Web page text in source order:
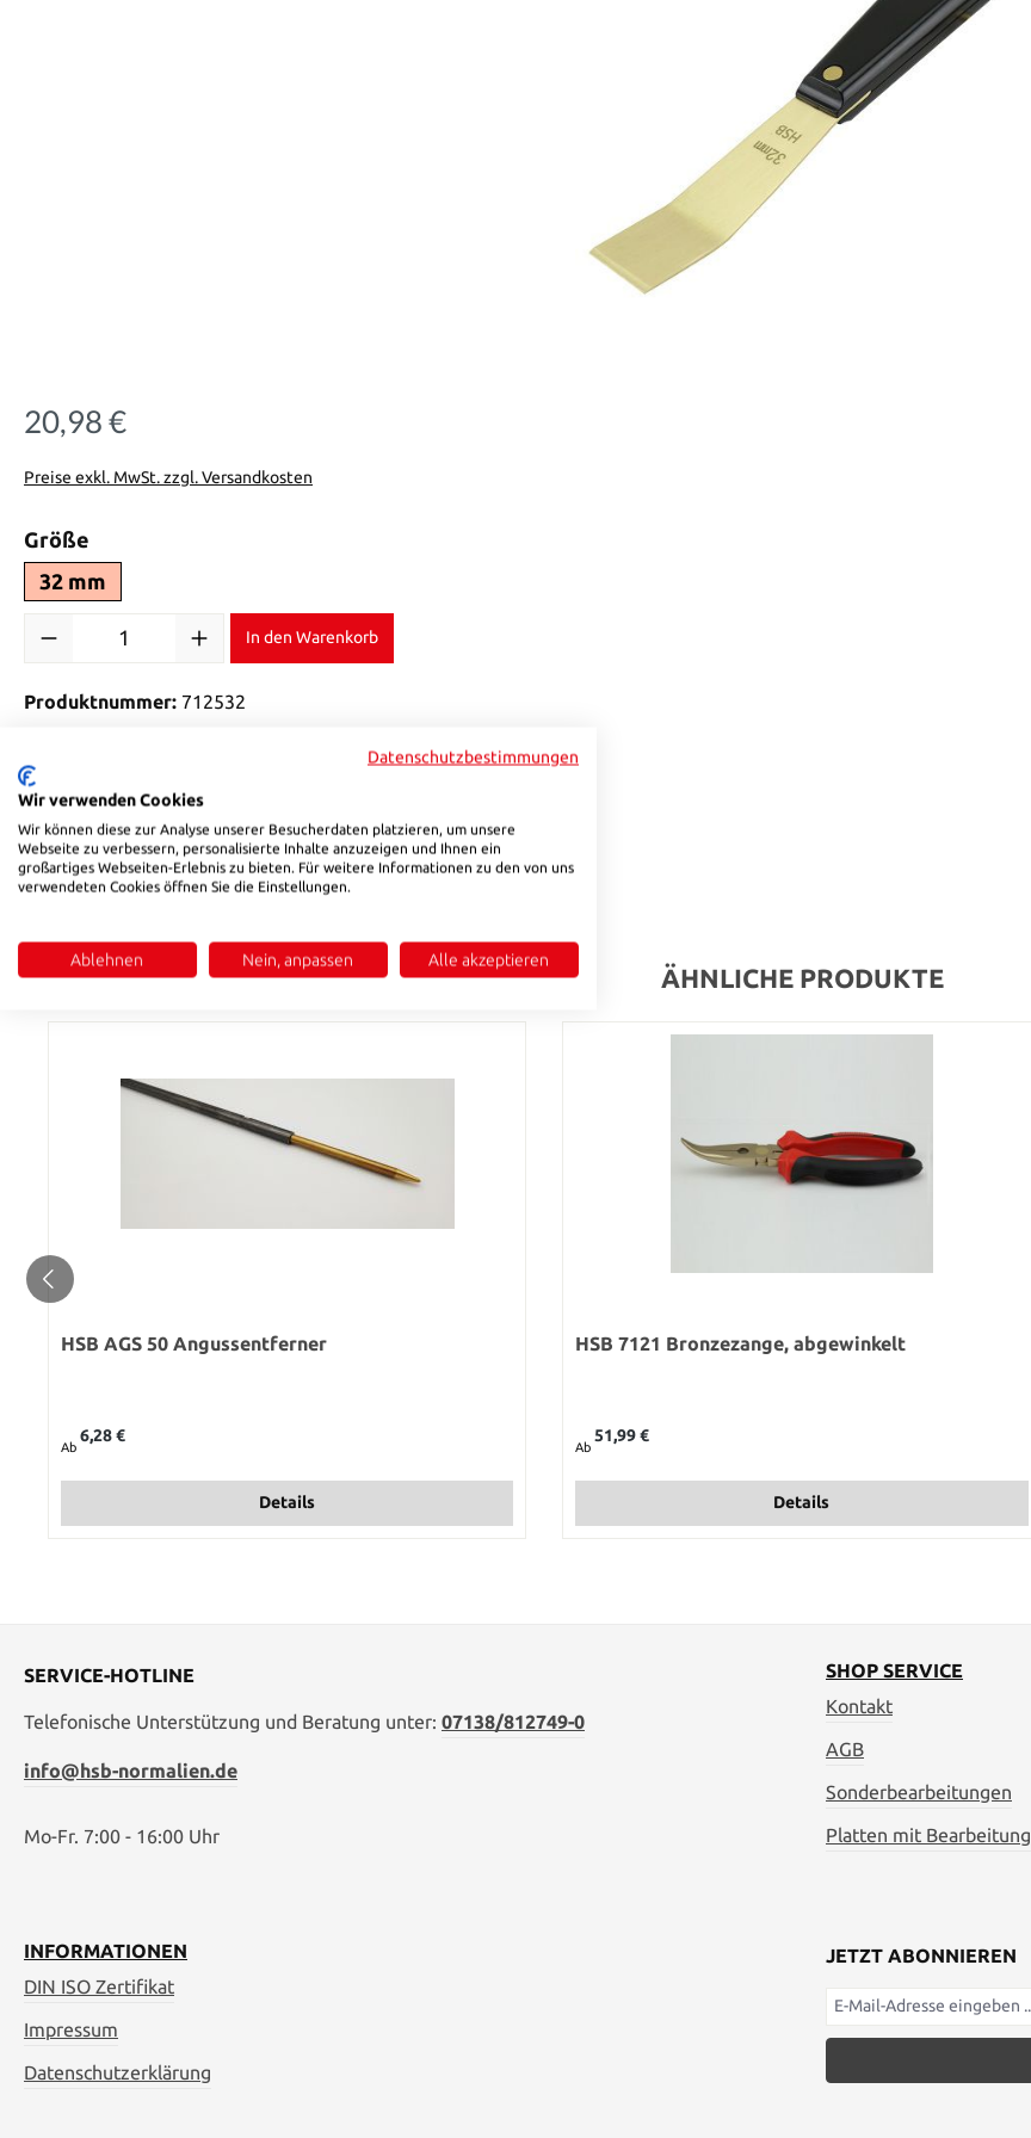
Regulärer Preis:
20,98 €
Preise exkl. MwSt. zzgl. Versandkosten
Größe
32 mm
In den Warenkorb
Produktnummer: 712532
Beschreibung
Produktinformationen "HSB 7125 "
Material: Al-Br
ÄHNLICHE PRODUKTE
HSB AGS 50 Angussentferner
Ab
6,28 €
Details
HSB 7121 Bronzezange, abgewinkelt
Ab
51,99 €
Details
SERVICE-HOTLINE
Telefonische Unterstützung und Beratung unter: 07138/812749-0
info@hsb-normalien.de
Mo-Fr. 7:00 - 16:00 Uhr
SHOP SERVICE
Kontakt
AGB
Sonderbearbeitungen
Platten mit Bearbeitung
INFORMATIONEN
DIN ISO Zertifikat
Impressum
Datenschutzerklärung
JETZT ABONNIEREN
Datenschutzbestimmungen
Wir verwenden Cookies
Wir können diese zur Analyse unserer Besucherdaten platzieren, um unsere
Webseite zu verbessern, personalisierte Inhalte anzuzeigen und Ihnen ein
großartiges Webseiten-Erlebnis zu bieten. Für weitere Informationen zu den von uns
verwendeten Cookies öffnen Sie die Einstellungen.
Ablehnen Nein, anpassen Alle akzeptieren